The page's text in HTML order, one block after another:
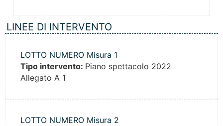
LINEE DI INTERVENTO
LOTTO NUMERO Misura 1
Tipo intervento: Piano spettacolo 2022
Allegato A 1
LOTTO NUMERO Misura 2